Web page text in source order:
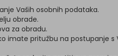
Vaših osobnih podataka.
obrade.
za obradu.
imate pritužbu na postupanje